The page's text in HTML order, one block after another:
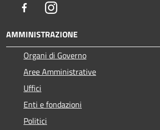
FacebookInstagram
AMMINISTRAZIONE
Organi di Governo
Aree Amministrative
Uffici
Enti e fondazioni
Politici